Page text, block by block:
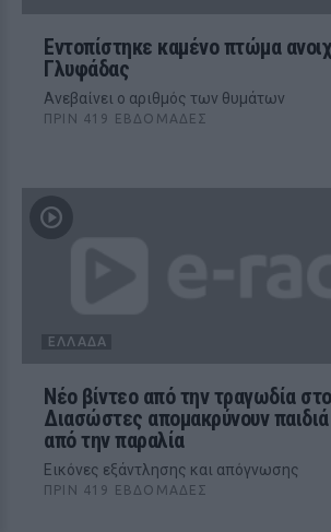
Εντοπίστηκε καμένο πτώμα
Γλυφάδας
Ανεβαίνει ο αριθμός των θυμάτων
ΠΡΙΝ 419 ΕΒΔΟΜΆΔΕΣ
ΕΛΛΆΔΑ
Νέο βίντεο από την τραγωδία
Διασώστες απομακρύνουν παιδιά
από την παραλία
Εικόνες εξάντλησης και απόγνωσης
ΠΡΙΝ 419 ΕΒΔΟΜΆΔΕΣ